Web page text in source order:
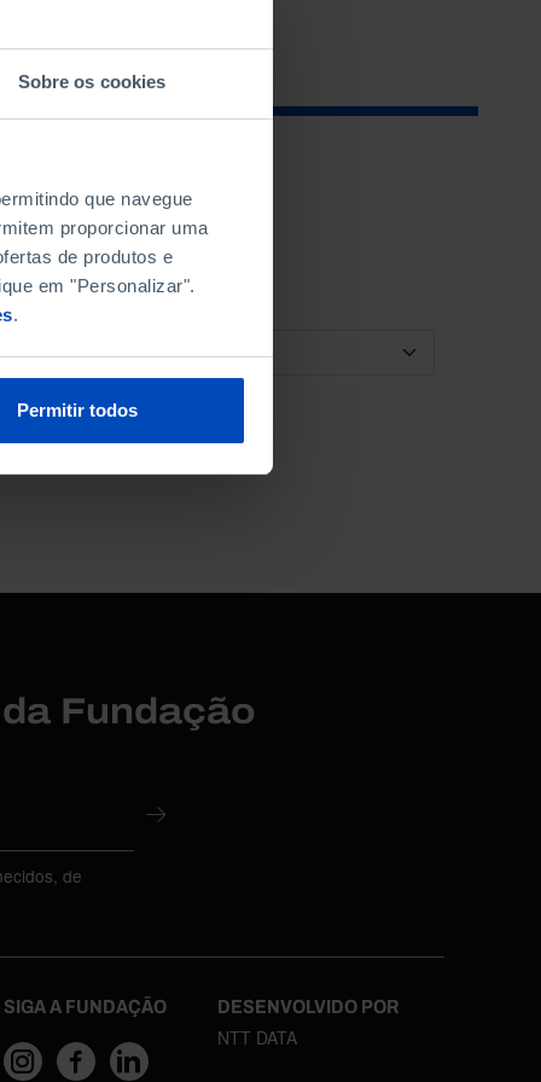
Sobre os cookies
que navegue
proporcionar uma
de produtos e
em "Personalizar".
.
Permitir todos
ORDENAR POR
Fundação
de
SIGA A FUNDAÇÃO DESENVOLVIDO POR
NTT DATA